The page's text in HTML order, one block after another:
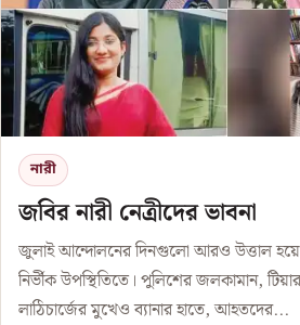
নারী
জবির নারী নেত্রীদের ভাবনা
জুলাই আন্দোলনের দিনগুলো আরও উত্তাল হয়ে
নির্ভীক উপস্থিতিতে। পুলিশের জলকামান,
লাঠিচার্জের মুখেও ব্যানার হাতে, আহতদের...